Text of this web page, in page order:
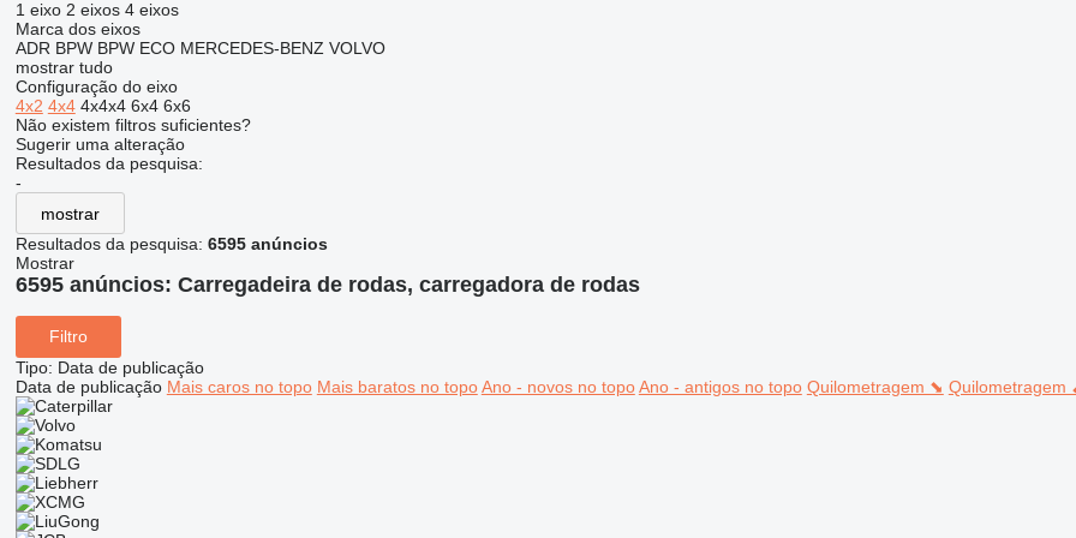
1 eixo 2 eixos 4 eixos
Marca dos eixos
ADR BPW BPW ECO MERCEDES-BENZ VOLVO
mostrar tudo
Configuração do eixo
4x2 4x4 4x4x4 6x4 6x6
Não existem filtros suficientes?
Sugerir uma alteração
Resultados da pesquisa:
-
mostrar
Resultados da pesquisa: 6595 anúncios
Mostrar
6595 anúncios: Carregadeira de rodas, carregadora de rodas
Filtro
Tipo: Data de publicação
Data de publicação Mais caros no topo Mais baratos no topo Ano - novos no topo Ano - antigos no topo Quilometragem ⬊ Quilometragem